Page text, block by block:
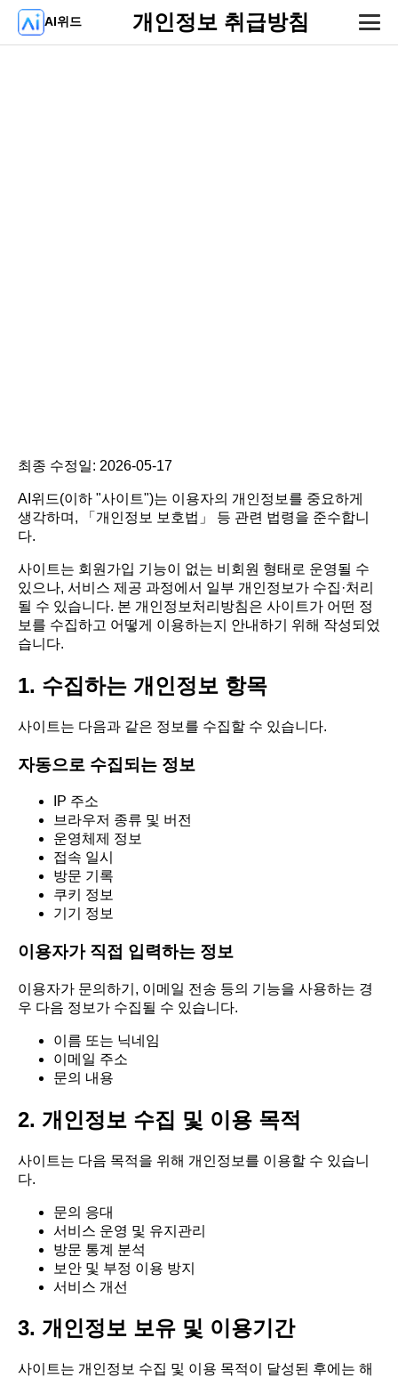
AI위드 개인정보 취급방침
최종 수정일: 2026-05-17
AI위드(이하 "사이트")는 이용자의 개인정보를 중요하게
생각하며, 「개인정보 보호법」 등 관련 법령을 준수합니
다.
사이트는 회원가입 기능이 없는 비회원 형태로 운영될 수
있으나, 서비스 제공 과정에서 일부 개인정보가 수집·처리
될 수 있습니다. 본 개인정보처리방침은 사이트가 어떤 정
보를 수집하고 어떻게 이용하는지 안내하기 위해 작성되었
습니다.
1. 수집하는 개인정보 항목
사이트는 다음과 같은 정보를 수집할 수 있습니다.
자동으로 수집되는 정보
IP 주소
브라우저 종류 및 버전
운영체제 정보
접속 일시
방문 기록
쿠키 정보
기기 정보
이용자가 직접 입력하는 정보
이용자가 문의하기, 이메일 전송 등의 기능을 사용하는 경
우 다음 정보가 수집될 수 있습니다.
이름 또는 닉네임
이메일 주소
문의 내용
2. 개인정보 수집 및 이용 목적
사이트는 다음 목적을 위해 개인정보를 이용할 수 있습니
다.
문의 응대
서비스 운영 및 유지관리
방문 통계 분석
보안 및 부정 이용 방지
서비스 개선
3. 개인정보 보유 및 이용기간
사이트는 개인정보 수집 및 이용 목적이 달성된 후에는 해